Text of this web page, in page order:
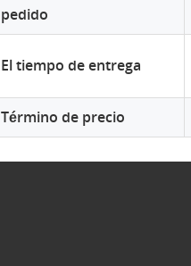
pedido
El tiempo de entrega
Término de precio